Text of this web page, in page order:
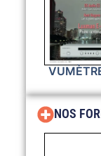
NOS